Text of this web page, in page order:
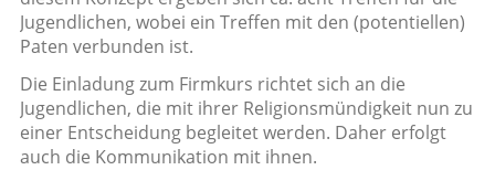
Jugendlichen, wobei ein Treffen mit den (potentiellen)
Paten verbunden ist.
Die Einladung zum Firmkurs richtet sich an die
Jugendlichen, die mit ihrer Religionsmündigkeit nun zu
einer Entscheidung begleitet werden. Daher erfolgt
auch die Kommunikation mit ihnen.